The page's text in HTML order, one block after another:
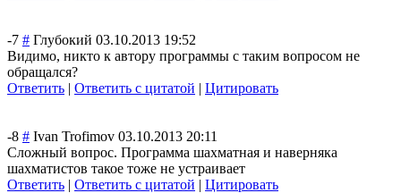
-7 # Глубокий 03.10.2013 19:52
Видимо, никто к автору программы с таким вопросом не
обращался?
Ответить | Ответить с цитатой | Цитировать
-8 # Ivan Trofimov 03.10.2013 20:11
Сложный вопрос. Программа шахматная и наверняка
шахматистов такое тоже не устраивает
Ответить | Ответить с цитатой | Цитировать